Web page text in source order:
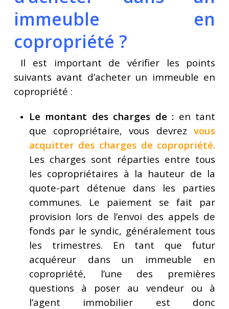
immeuble en
copropriété ?
Il est important de vérifier les points
suivants avant d’acheter un immeuble en
copropriété :
Le montant des charges de : en tant
que copropriétaire, vous devrezvous
acquitter des charges de copropriété.
Les charges sont réparties entre tous
les copropriétaires à la hauteur de la
quote-part détenue dans les parties
communes. Le paiement se fait par
provision lors de l’envoi des appels de
fonds par le syndic, généralement tous
les trimestres. En tant que futur
acquéreur dans un immeuble en
copropriété, l’une des premières
questions à poser au vendeur ou à
l’agent immobilier est donc